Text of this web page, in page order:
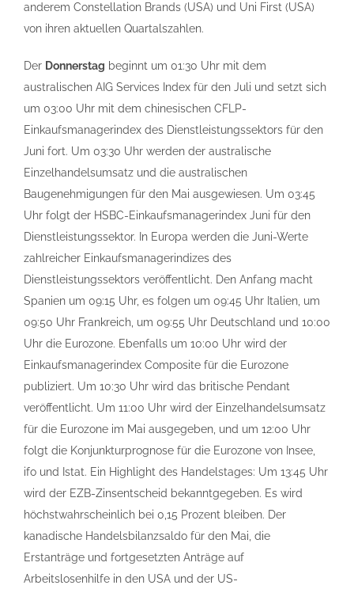
anderem Constellation Brands (USA) und Uni First (USA)
von ihren aktuellen Quartalszahlen.
Der Donnerstag beginnt um 01:30 Uhr mit dem
australischen AIG Services Index für den Juli und setzt sich
um 03:00 Uhr mit dem chinesischen CFLP-
Einkaufsmanagerindex des Dienstleistungssektors für den
Juni fort. Um 03:30 Uhr werden der australische
Einzelhandelsumsatz und die australischen
Baugenehmigungen für den Mai ausgewiesen. Um 03:45
Uhr folgt der HSBC-Einkaufsmanagerindex Juni für den
Dienstleistungssektor. In Europa werden die Juni-Werte
zahlreicher Einkaufsmanagerindizes des
Dienstleistungssektors veröffentlicht. Den Anfang macht
Spanien um 09:15 Uhr, es folgen um 09:45 Uhr Italien, um
09:50 Uhr Frankreich, um 09:55 Uhr Deutschland und 10:00
Uhr die Eurozone. Ebenfalls um 10:00 Uhr wird der
Einkaufsmanagerindex Composite für die Eurozone
publiziert. Um 10:30 Uhr wird das britische Pendant
veröffentlicht. Um 11:00 Uhr wird der Einzelhandelsumsatz
für die Eurozone im Mai ausgegeben, und um 12:00 Uhr
folgt die Konjunkturprognose für die Eurozone von Insee,
ifo und Istat. Ein Highlight des Handelstages: Um 13:45 Uhr
wird der EZB-Zinsentscheid bekanntgegeben. Es wird
höchstwahrscheinlich bei 0,15 Prozent bleiben. Der
kanadische Handelsbilanzsaldo für den Mai, die
Erstanträge und fortgesetzten Anträge auf
Arbeitslosenhilfe in den USA und der US-